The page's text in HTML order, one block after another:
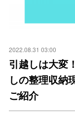
2022.08.31 03:00
引越しは大変
しの整理収納
ご紹介